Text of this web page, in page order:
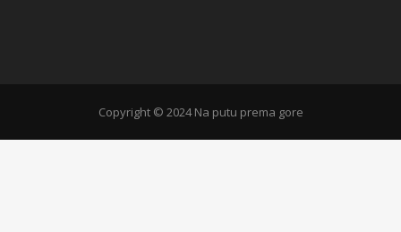
Copyright © 2024 Na putu prema gore